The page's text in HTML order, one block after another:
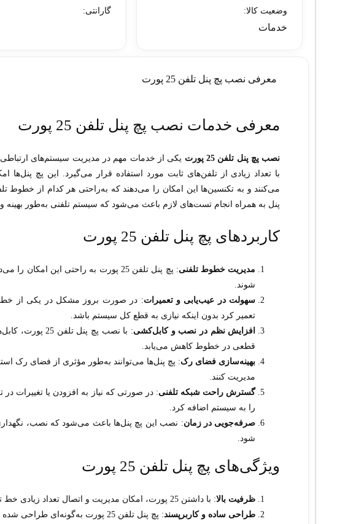
وضعیت کالا:
خدمات
گارانتی:
معرفی نصب پچ پنل تلفن 25 پورت
معرفی خدمات نصب پچ پنل تلفن 25 پورت
نصب پچ پنل تلفن 25 پورت
یکی از خدمات مهم در مدیریت سیستم‌های
با تعداد زیادی از تلفن‌های ثابت مورد استفاده قرار می‌گیرد. این پچ پنل‌ها
می‌کنند و به تکنسین‌ها این امکان را می‌دهند که به‌راحتی هر کدام از خطوط
پنل به همراه انجام تست‌های لازم باعث می‌شود که سیستم تلفنی به‌طور بهینه و
کاربردهای پچ پنل تلفن 25 پورت
مدیریت خطوط تلفنی
: پچ پنل تلفن 25 پورت به راحتی این
شوند.
سهولت در عیب‌یابی و تعمیرات: در صورت بروز مشکل در یکی از
تعمیر کرد بدون اینکه نیازی به قطع کل سیستم باشد.
افزایش نظم در نصب و کابل‌کشی
: با نصب پچ
قطعی در خطوط کاهش می‌یابد.
بهینه‌سازی فضای رک: پچ پنل‌ها می‌توانند به‌طور مؤثری از فضای رک
مدیریت کنند.
گسترش راحت شبکه تلفنی: در صورتی که نیاز به افزودن یا تغییرات
را به سیستم اضافه کرد.
صرفه‌جویی در زمان: نصب این پچ پنل‌ها باعث می‌شود که نصب،
شود.
ویژگی‌های پچ پنل تلفن 25 پورت
ظرفیت بالا: با داشتن 25 پورت، امکان مدیریت و اتصال تعداد زیادی خط تلفن در یک فضای فشرده وجود دارد.
طراحی ساده و کاربرپسند: پچ پنل تلفن 25 پورت به‌گونه‌ای طراحی شده که دسترسی به پورت‌ها برای نصب و تعمیرات آسان باشد.